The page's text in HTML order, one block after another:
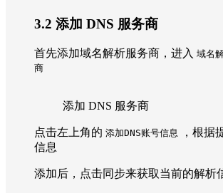
3.2 添加 DNS 服务商
首先添加域名解析服务商，进入 域名
商
添加 DNS 服务商
点击左上角的 添加DNS账号信息
，根据
信息
添加后，点击同步来获取当前的解析